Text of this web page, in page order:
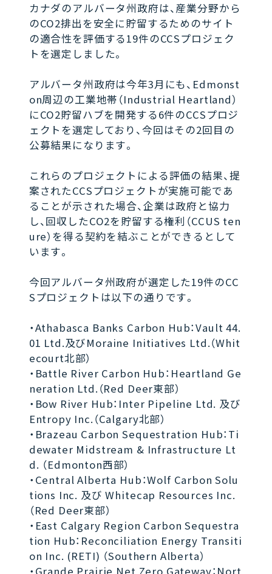
カナダのアルバータ州政府は、産業分野から
のCO2排出を安全に貯留するためのサイト
の適合性を評価する19件のCCSプロジェク
トを選定しました。
アルバータ州政府は今年3月にも、Edmonst
on周辺の工業地帯（Industrial Heartland）
にCO2貯留ハブを開発する6件のCCSプロジ
ェクトを選定しており、今回はその2回目の
公募結果になります。
これらのプロジェクトによる評価の結果、提
案されたCCSプロジェクトが実施可能であ
ることが示された場合、企業は政府と協力
し、回収したCO2を貯留する権利（CCUS ten
ure）を得る契約を結ぶことができるとして
います。
今回アルバータ州政府が選定した19件のCC
Sプロジェクトは以下の通りです。
・Athabasca Banks Carbon Hub：Vault 44.
01 Ltd.及びMoraine Initiatives Ltd.（Whit
ecourt北部）
・Battle River Carbon Hub：Heartland Ge
neration Ltd.（Red Deer東部）
・Bow River Hub：Inter Pipeline Ltd. 及び
Entropy Inc.（Calgary北部）
・Brazeau Carbon Sequestration Hub：Ti
dewater Midstream & Infrastructure Lt
d. （Edmonton西部）
・Central Alberta Hub：Wolf Carbon Solu
tions Inc. 及び Whitecap Resources Inc.
（Red Deer東部）
・East Calgary Region Carbon Sequestra
tion Hub：Reconciliation Energy Transiti
on Inc. (RETI) （Southern Alberta）
・Grande Prairie Net Zero Gateway：Nort